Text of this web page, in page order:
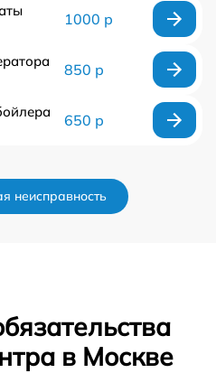
1000 р
850 р
650 р
неисправность
в Москве